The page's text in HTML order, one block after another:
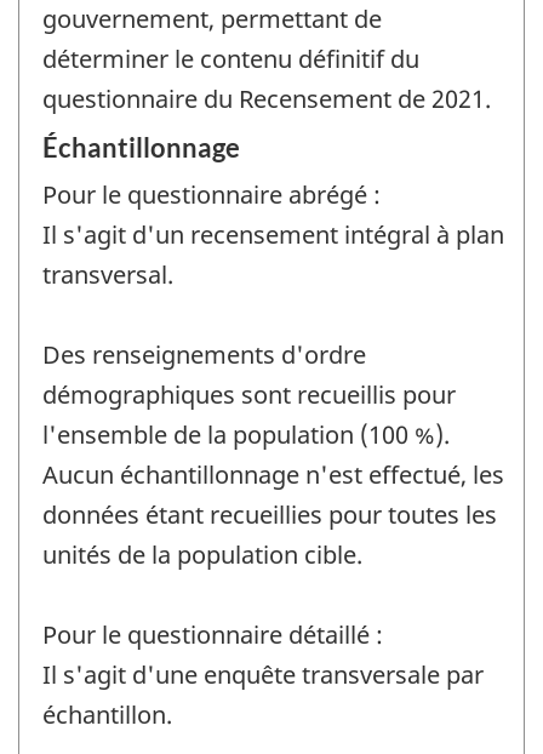
gouvernement, permettant de
déterminer le contenu définitif du
questionnaire du Recensement de 2021.
Échantillonnage
Pour le questionnaire abrégé :
Il s'agit d'un recensement intégral à plan
transversal.
Des renseignements d'ordre
démographiques sont recueillis pour
l'ensemble de la population (100 %).
Aucun échantillonnage n'est effectué, les
données étant recueillies pour toutes les
unités de la population cible.
Pour le questionnaire détaillé :
Il s'agit d'une enquête transversale par
échantillon.